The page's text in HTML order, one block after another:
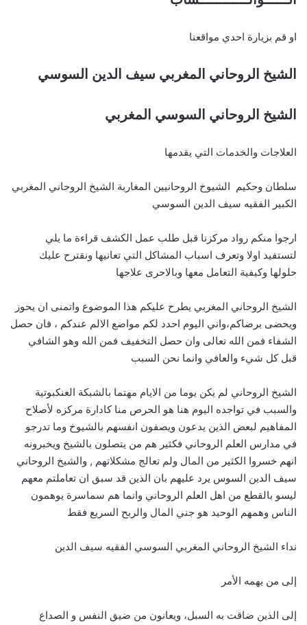
او قم بزيارة احدي مواقعنا
الشيخ الروحاني المغربي سيف الدين السوسي
الشيخ الروحاني السوسي المغربي
العلاجات والخدمات التي يقدمها
سلطان وحكيم الشيوخ الروحانيين المغاربة الشيخ الروحاني المغربي
الكبير الفقيه سيف الدين السوسي
ارجوا منكم رواد مركزنا قبل طلب عمل الكشف قراءة ما يلي
لتستفيد اولا وتعرف اسباب المشاكل التي تعانيها ونقترح عليك
حلولها وكيفية التعامل معها وبالاحرى علاجها
الشيخ الروحاني المغربي يطرح عليكم هذا الموضوع واتمنى ان يحوز
ويحضى برضاكم،واني اليوم احدد لكم مواضع الالم عندكم ، فان حصل
الشفاء فمن الله تعالى وان حصل التخفيف فمن الله وهو الشافي
قبل كل شيء والعافي وانما نحن السبب
الشيخ الروحاني لم يكن يوما من الايام مهتما بالشبكة العنكبوتية
والسبب في تواجده اليوم هنا هو الحرص منا كادارة مركزه لأصلاح
المفاهيم لبعض الذين يدعون ويصفون انفسهم بالشيوخ وما تدرجو
في مدارس العلم الروحاني فكثير هم من يتصلون بالشيخ ويخبرونه
انهم خسروا الكثير من المال ولم تعالج مشكلاتهم , والشيخ الروحاني
سيف الدين السوس يرد عليهم بان الذين قد سبق ان تعاملتم معهم
ليسو بالقطع من اهل العلم الروحاني وانما هم سماسرة يوهمون
الناس وهمهم الوحيد هو جني المال والربح السريع فقط
نداء الشيخ الروحاني المغربي السوسي الفقيه سيف الدين
إلى من يهمه الأمر
إلى الذين ضاقت به السبل، ويعانون من ضيق النفس و الصداع